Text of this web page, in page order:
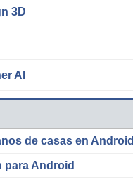
3D
AI
de casas en Android
para Android